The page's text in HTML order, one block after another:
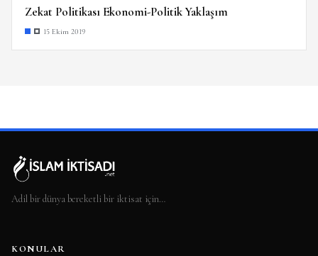
Zekat Politikası Ekonomi-Politik Yaklaşım
15 Ekim 2019
Adil bir dünya bereketli bir iktisat için…
KONULAR